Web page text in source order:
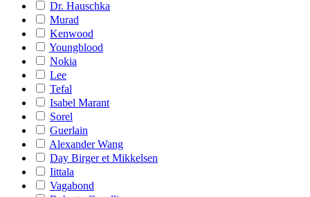
Dr. Hauschka
Murad
Kenwood
Youngblood
Nokia
Lee
Tefal
Isabel Marant
Sorel
Guerlain
Alexander Wang
Day Birger et Mikkelsen
Iittala
Vagabond